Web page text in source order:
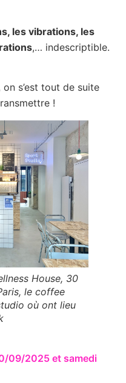
les vibrations, les
,… indescriptible.
on s’est tout de suite
!
House, 30
le coffee
où ont lieu
09/2025 et samedi